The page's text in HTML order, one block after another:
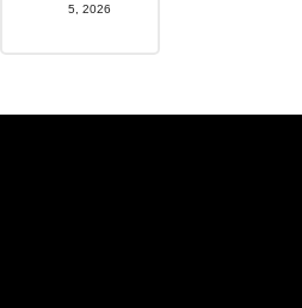
5, 2026